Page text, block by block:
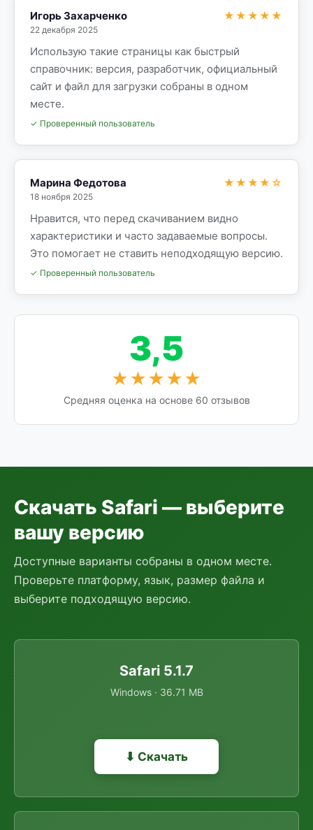
Игорь Захарченко
22 декабря 2025
★★★★★
Использую такие страницы как быстрый
справочник: версия, разработчик, официальный
сайт и файл для загрузки собраны в одном
месте.
✓ Проверенный пользователь
Марина Федотова
18 ноября 2025
★★★★☆
Нравится, что перед скачиванием видно
характеристики и часто задаваемые вопросы.
Это помогает не ставить неподходящую версию.
✓ Проверенный пользователь
3,5
★★★★★
Средняя оценка на основе 60 отзывов
Скачать Safari — выберите
вашу версию
Доступные варианты собраны в одном месте.
Проверьте платформу, язык, размер файла и
выберите подходящую версию.
Safari 5.1.7
Windows · 36.71 MB
⬇ Скачать